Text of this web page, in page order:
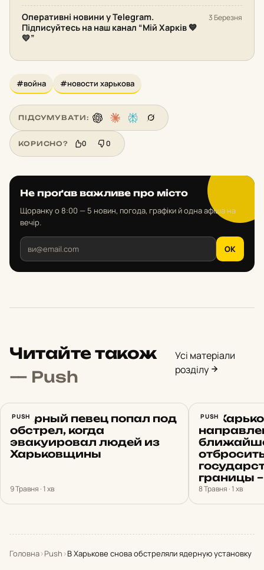
Оперативні новини у Telegram.
Підписуйтесь на наш канал “Мій Харків 💙
💛”
3 Березня
#война #новости харькова
ПІДСУМУВАТИ:
КОРИСНО? 0 0
Не проґав важливе про місто
Щоранку о 8:00 — 5 новин, погода, графіки й одна афіша на
вечір.
OK
Читайте також
— Push
Усі матеріали
розділу
PUSH
Оперный певец попал под
обстрел, когда
эвакуировал людей из
Харьковщины
9 Травня · 1 хв
PUSH
На
границы
8 Травня · 1 хв
Головна›Push ›В Харькове снова обстреляли ядерную установку